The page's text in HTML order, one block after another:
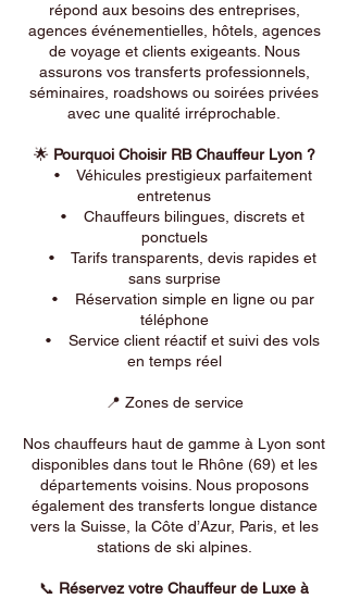
répond aux besoins des entreprises,
agences événementielles, hôtels, agences
de voyage et clients exigeants. Nous
assurons vos transferts professionnels,
séminaires, roadshows ou soirées privées
avec une qualité irréprochable.
🌟 Pourquoi Choisir RB Chauffeur Lyon ?
• Véhicules prestigieux parfaitement
entretenus
• Chauffeurs bilingues, discrets et
ponctuels
• Tarifs transparents, devis rapides et
sans surprise
• Réservation simple en ligne ou par
téléphone
• Service client réactif et suivi des vols
en temps réel
📍 Zones de service
Nos chauffeurs haut de gamme à Lyon sont
disponibles dans tout le Rhône (69) et les
départements voisins. Nous proposons
également des transferts longue distance
vers la Suisse, la Côte d’Azur, Paris, et les
stations de ski alpines.
📞 Réservez votre Chauffeur de Luxe à